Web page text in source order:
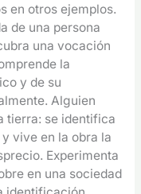
en otros ejemplos.
de una persona
una vocación
la
y de su
Alguien
tierra: se identifica
vive en la obra la
Experimenta
en una sociedad